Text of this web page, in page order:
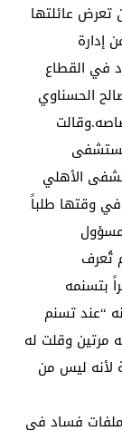
تعرض عائلتها
إدارة
في القطاع
الحسناوي
الأهلي
وقتها طلباً
تُعرف
بتسنمه
“عند تسنم
مرتين وقلت له
لأنه ليس من
ملفات فساد في